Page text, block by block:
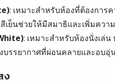
: เหมาะสำหรับห้องที่ต้องการ
เย็นช่วยให้มีสมาธิและเพิ่มควา
: เหมาะสำหรับห้องนั่งเล่
บรรยากาศที่ผ่อนคลายและอบอุ่
ง